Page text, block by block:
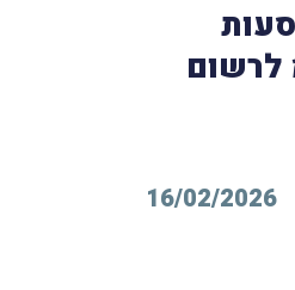
לרשום
16/02/2026